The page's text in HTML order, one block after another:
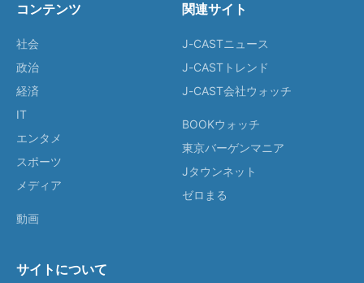
コンテンツ
社会
政治
経済
IT
エンタメ
スポーツ
メディア
動画
関連サイト
J-CASTニュース
J-CASTトレンド
J-CAST会社ウォッチ
BOOKウォッチ
東京バーゲンマニア
Jタウンネット
ゼロまる
サイトについて